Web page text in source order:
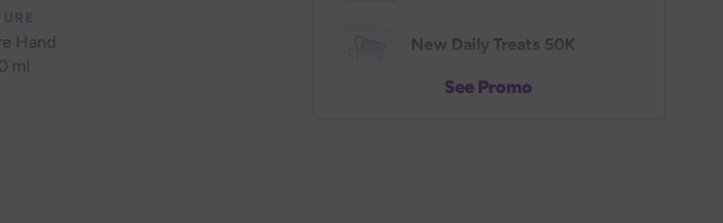
Hand
ml
New Daily Treats 50K
See Promo